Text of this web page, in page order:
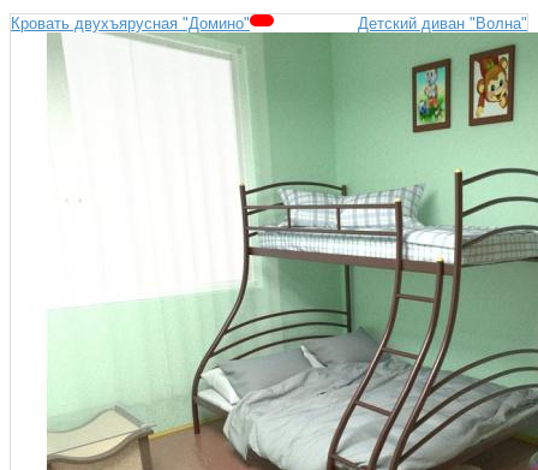
Кровать двухъярусная "Домино"
Детский диван "Волна"